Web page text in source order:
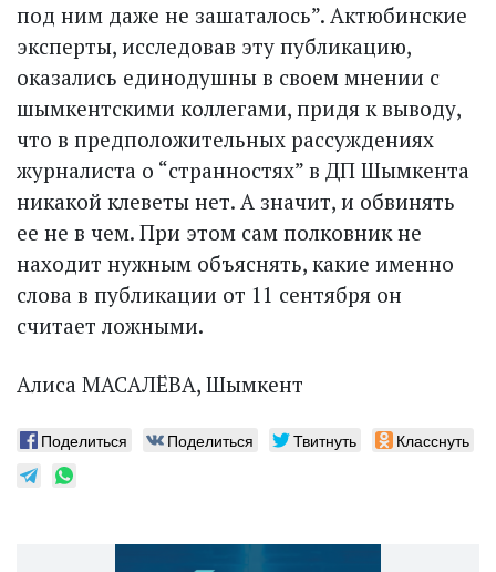
под ним даже не зашаталось”. Актюбинские
эксперты, исследовав эту публикацию,
оказались единодушны в своем мнении с
шымкентскими коллегами, придя к выводу,
что в предположительных рассуждениях
журналиста о “странностях” в ДП Шымкента
никакой клеветы нет. А значит, и обвинять
ее не в чем. При этом сам полковник не
находит нужным объяснять, какие именно
слова в публикации от 11 сентября он
считает ложными.
Алиса МАСАЛЁВА, Шымкент
Поделиться Поделиться Твитнуть Класснуть